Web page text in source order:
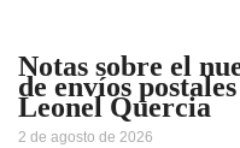
Notas sobre el
de envíos
Leonel Quercia
2 de agosto de 2026